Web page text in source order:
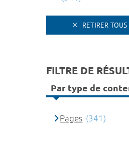
RETIRER
FILTRE DE
Par type de
Pages (341)